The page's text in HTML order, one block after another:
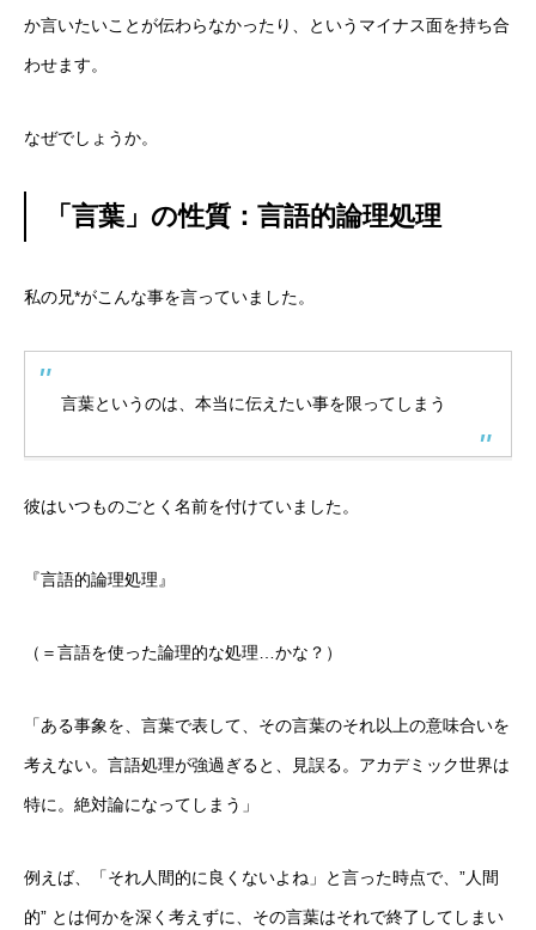
か言いたいことが伝わらなかったり、というマイナス面を持ち合
わせます。
なぜでしょうか。
「言葉」の性質：言語的論理処理
私の兄*がこんな事を言っていました。
言葉というのは、本当に伝えたい事を限ってしまう
彼はいつものごとく名前を付けていました。
『言語的論理処理』
（＝言語を使った論理的な処理…かな？）
「ある事象を、言葉で表して、その言葉のそれ以上の意味合いを
考えない。言語処理が強過ぎると、見誤る。アカデミック世界は
特に。絶対論になってしまう」
例えば、「それ人間的に良くないよね」と言った時点で、”人間
的” とは何かを深く考えずに、その言葉はそれで終了してしまい